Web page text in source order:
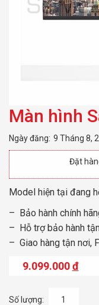
Màn hình
Ngày đăng: 9 Tháng 8,
Đặt
Model hiện tại đang
– Bảo hành chính
– Hỗ trợ bảo hành
– Giao hàng tận nơi,
9.099.000đ
Số lượng: